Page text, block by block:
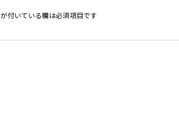
が付いている欄は必須項目です